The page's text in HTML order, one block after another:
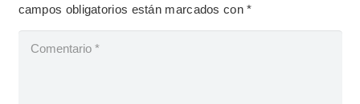
campos obligatorios están marcados con*